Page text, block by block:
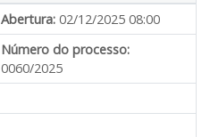
Abertura: 02/12/2025 08:00
Número do processo:
0060/2025